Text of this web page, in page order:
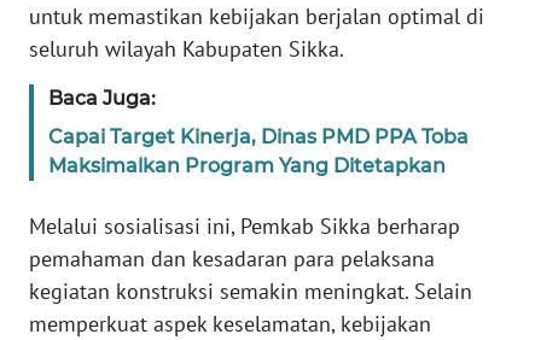
untuk memastikan kebijakan berjalan optimal di
seluruh wilayah Kabupaten Sikka.
Baca Juga:
Capai Target Kinerja, Dinas PMD PPA Toba
Maksimalkan Program Yang Ditetapkan
Melalui sosialisasi ini, Pemkab Sikka berharap
pemahaman dan kesadaran para pelaksana
kegiatan konstruksi semakin meningkat. Selain
memperkuat aspek keselamatan, kebijakan
WN
SULBAR
WN
BABEL
SUMBAR
WN